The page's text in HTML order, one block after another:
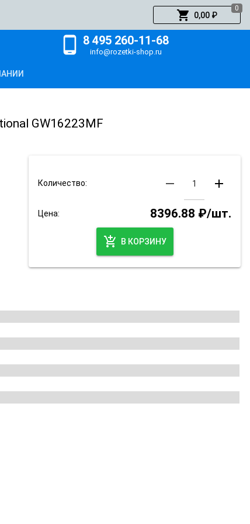
shopping_cart 0,00 ₽
0
phone_android 8 495 260-11-68
info@rozetki-shop.ru
GW16223MF
Количество: remove add
Цена:
8396.88 ₽/шт.
add_shopping_cart
В КОРЗИНУ